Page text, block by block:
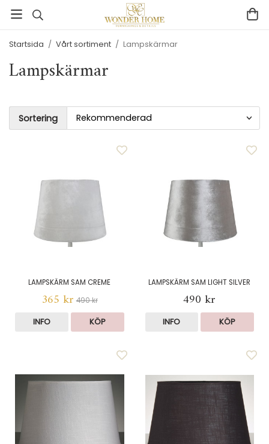
Startsida / Vårt sortiment / Lampskärmar
Lampskärmar
Sortering
LAMPSKÄRM SAM CREME
365 kr 490 kr
INFO KÖP
LAMPSKÄRM SAM LIGHT SILVER
490 kr
INFO KÖP